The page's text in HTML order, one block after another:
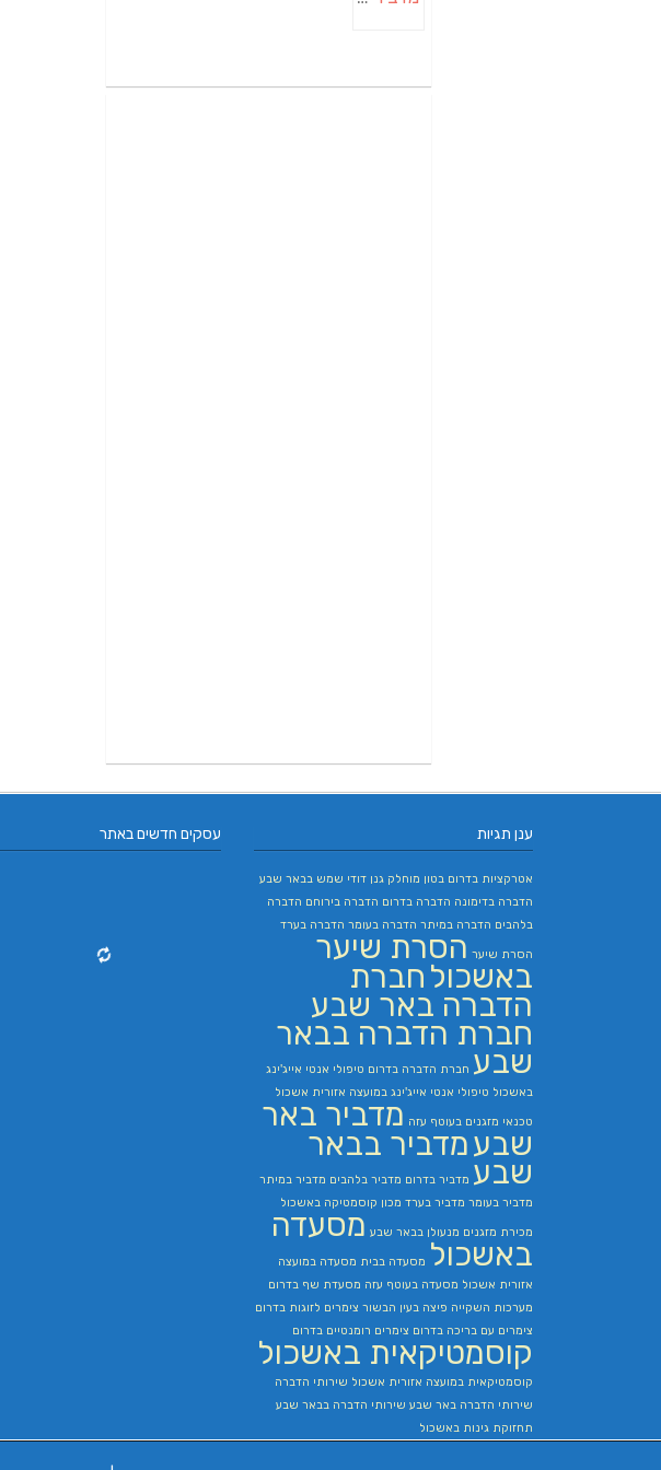
עסקים חדשים באתר ענן תגיות
אטרקציות בדרום בטון מוחלק גנן דודי שמש בבאר שבע
הדברה בדימונה הדברה בדרום הדברה בירוחם הדברה
בלהבים הדברה במיתר הדברה בעומר הדברה בערד
הסרת שיער הסרת שיער
באשכול חברת
הדברה באר שבע
חברת הדברה בבאר
שבע חברת הדברה בדרום טיפולי אנטי אייג'ינג
באשכול טיפולי אנטי אייג'ינג במועצה אזורית אשכול
טכנאי מזגנים בעוטף עזה מדביר באר
שבעמדביר בבאר
שבע מדביר בדרום מדביר בלהבים מדביר במיתר
מדביר בעומר מדביר בערד מכון קוסמטיקה באשכול
מכירת מזגנים מנעולן בבאר שבע מסעדה
באשכול מסעדה בבית מסעדה במועצה
אזורית אשכול מסעדה בעוטף עזה מסעדת שף בדרום
מערכות השקייה פיצה בעין הבשור צימרים לזוגות בדרום
צימרים עם בריכה בדרום צימרים רומנטיים בדרום
קוסמטיקאית באשכול
קוסמטיקאית במועצה אזורית אשכול שירותי הדברה
שירותי הדברה באר שבע שירותי הדברה בבאר שבע
תחזוקת גינות באשכול